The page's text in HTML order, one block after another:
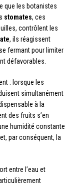
que les botanistes
stomates, ces
contrôlent les
, ils réagissent
fermant pour limiter
défavorables.
: lorsque les
simultanément
à la
des fruits s’en
humidité constante
par conséquent, la
entre l’eau et